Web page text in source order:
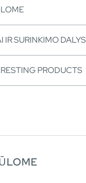
IR SURINKIMO DALYS
PRODUCTS